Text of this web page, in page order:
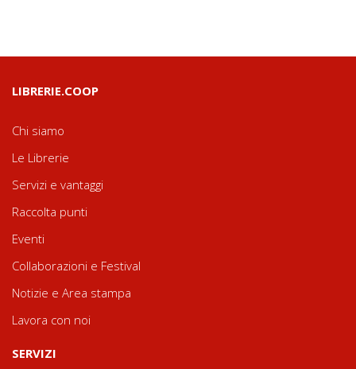
LIBRERIE.COOP
Chi siamo
Le Librerie
Servizi e vantaggi
Raccolta punti
Eventi
Collaborazioni e Festival
Notizie e Area stampa
Lavora con noi
SERVIZI